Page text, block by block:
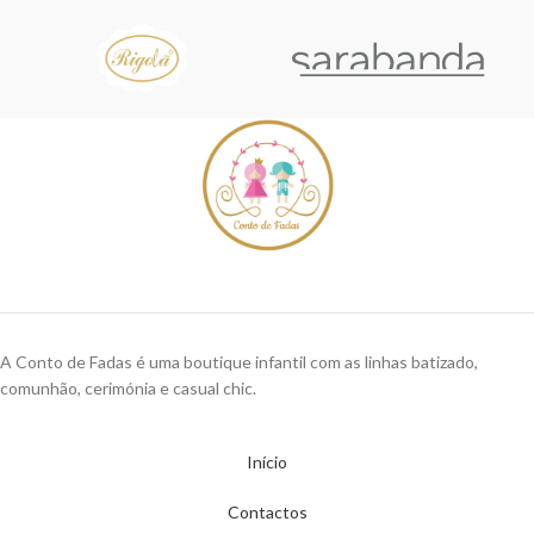
A Conto de Fadas é uma boutique infantil com as linhas batizado,
comunhão, cerimónia e casual chic.
Início
Contactos